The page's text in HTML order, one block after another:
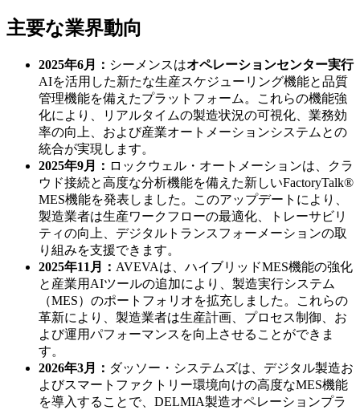
主要な業界動向
2025年6月： シーメンスはオペレーションセンター実行
AIを活用した新たな生産スケジューリング機能と品質
管理機能を備えたプラットフォーム。これらの機能強
化により、リアルタイムの製造状況の可視化、業務効
率の向上、および産業オートメーションシステムとの
統合が実現します。
2025年9月： ロックウェル・オートメーションは、クラ
ウド接続と高度な分析機能を備えた新しいFactoryTalk®
MES機能を発表しました。このアップデートにより、
製造業者は生産ワークフローの最適化、トレーサビリ
ティの向上、デジタルトランスフォーメーションの取
り組みを支援できます。
2025年11月： AVEVAは、ハイブリッドMES機能の強化
と産業用AIツールの追加により、製造実行システム
（MES）のポートフォリオを拡充しました。これらの
革新により、製造業者は生産計画、プロセス制御、お
よび運用パフォーマンスを向上させることができま
す。
2026年3月： ダッソー・システムズは、デジタル製造お
よびスマートファクトリー環境向けの高度なMES機能
を導入することで、DELMIA製造オペレーションプラ